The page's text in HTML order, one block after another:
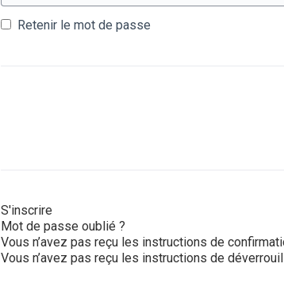
Retenir le mot de passe
S'inscrire
Mot de passe oublié ?
Vous n’avez pas reçu les instructions de
Vous n’avez pas reçu les instructions de